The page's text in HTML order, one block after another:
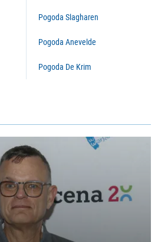
Pogoda Slagharen
Pogoda Anevelde
Pogoda De Krim